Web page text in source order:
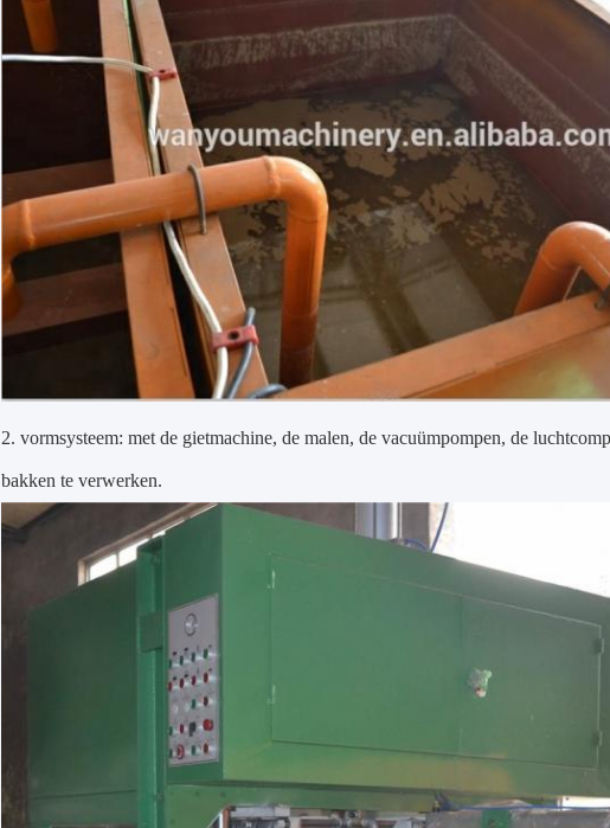
2. vormsysteem: met de gietmachine, de malen, de vacuümpompen, de
bakken te verwerken.